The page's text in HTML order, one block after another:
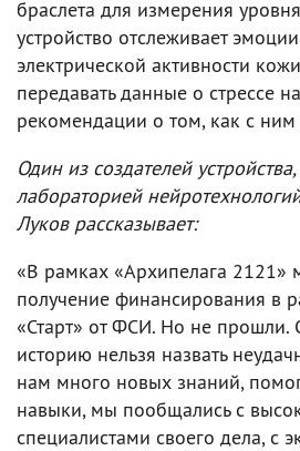
браслета для измерения
устройство отслеживает
электрической активности
передавать данные о стрессе
рекомендации о том, как с ним
Один из создателей
лабораторией
Луков рассказывает:
«В рамках «Архипелага 2121»
получение финансирования в
«Старт» от ФСИ. Но не прошли.
историю нельзя назвать
нам много новых знаний,
навыки, мы пообщались с
специалистами своего дела, с